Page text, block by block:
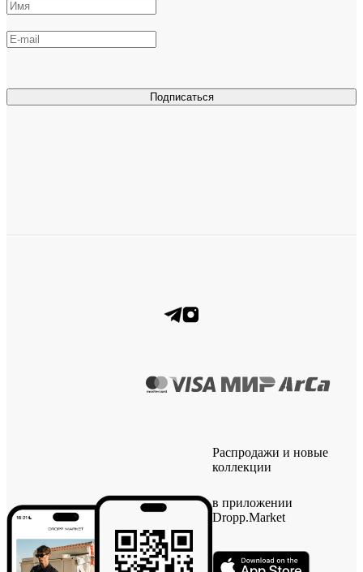
Подписаться
Распродажи и новые
коллекции
в приложении
Dropp.Market